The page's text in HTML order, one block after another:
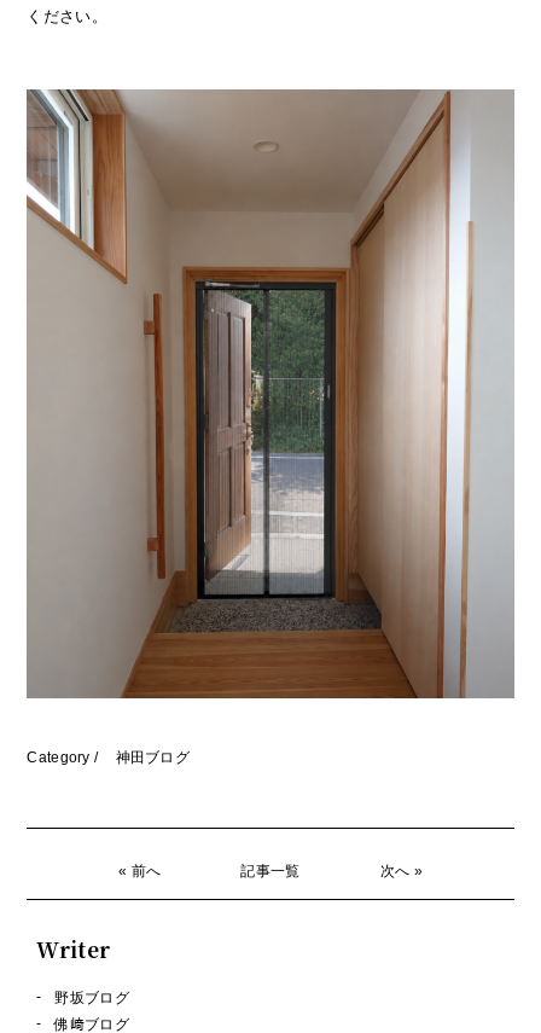
ください。
Category / 神田ブログ
« 前へ 記事一覧 次へ »
Writer
野坂ブログ
佛﨑ブログ